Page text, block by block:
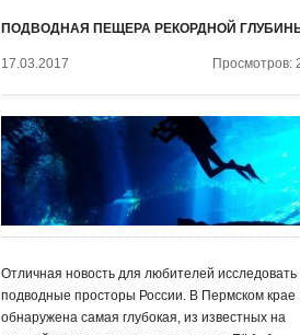
ПОДВОДНАЯ ПЕЩЕРА РЕКОРДНОЙ
17.03.2017 Просмотров:
Отличная новость для любителей исследовать
подводные просторы России. В Пермском крае
обнаружена самая глубокая, из известных на